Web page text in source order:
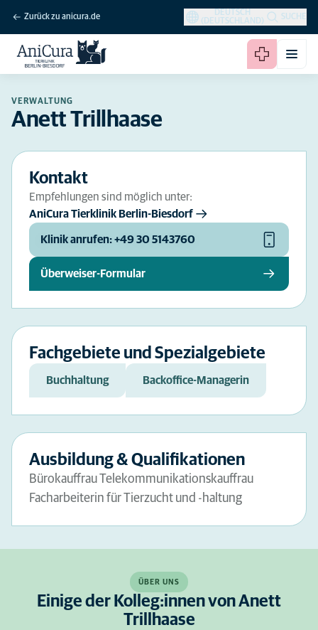
Zurück zu anicura.de
DEUTSCH
(DEUTSCHLAND)
SUCHE
VERWALTUNG
Anett Trillhaase
Kontakt
Empfehlungen sind möglich unter:
AniCura Tierklinik Berlin-Biesdorf
Klinik anrufen: +49 30 5143760
Überweiser-Formular
Fachgebiete und Spezialgebiete
Buchhaltung Backoffice-Managerin
Ausbildung & Qualifikationen
Bürokauffrau Telekommunikationskauffrau
Facharbeiterin für Tierzucht und -haltung
ÜBER UNS
Einige der Kolleg:innen von Anett
Trillhaase